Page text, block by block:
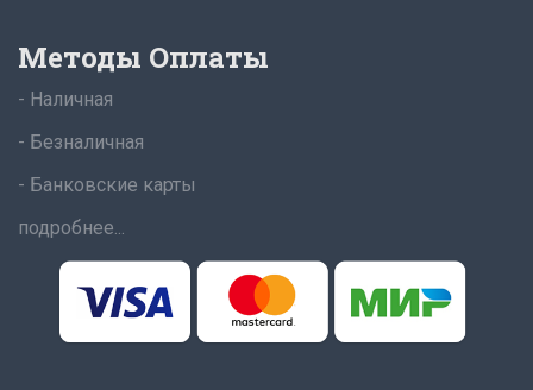
Методы Оплаты
- Наличная
- Безналичная
- Банковские карты
подробнее...